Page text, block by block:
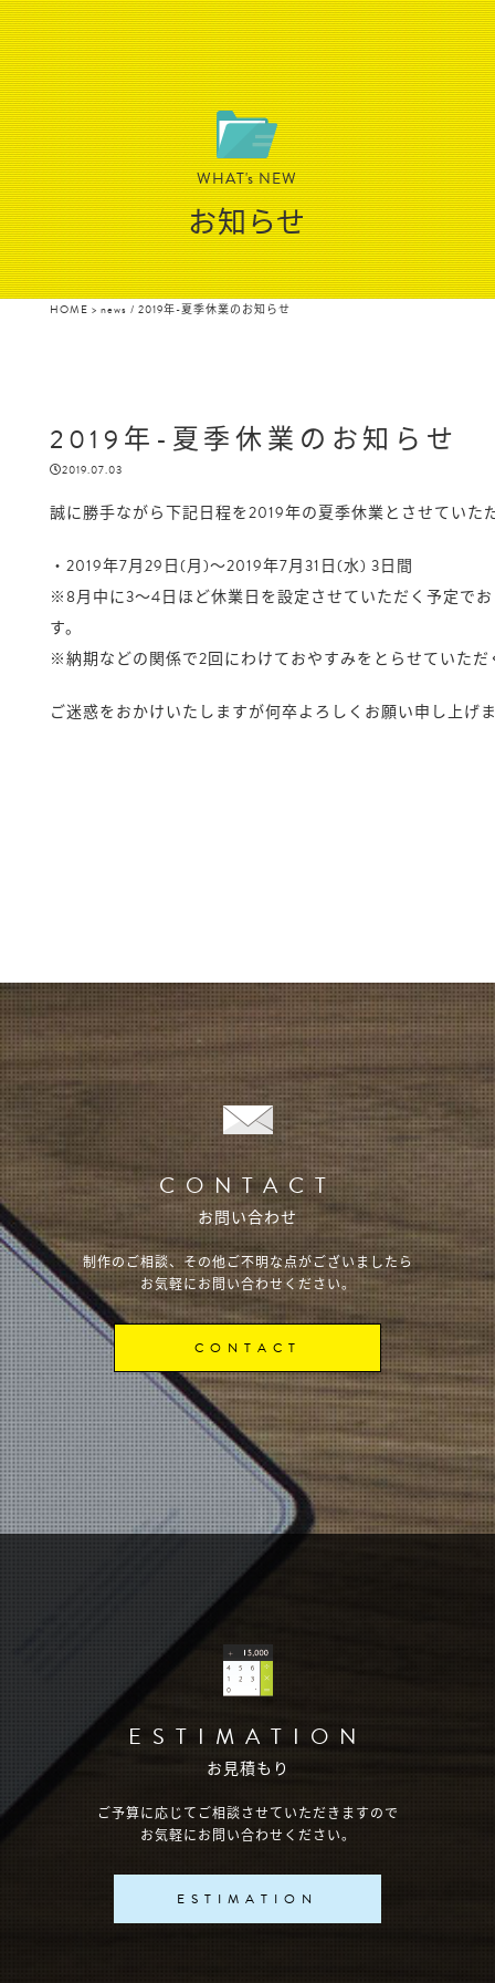
WHAT's NEW
お知らせ
HOME > news / 2019年-夏季休業のお知らせ
2019年-夏季休業のお知らせ
2019.07.03
誠に勝手ながら下記日程を2019年の夏季休業とさせていた
・2019年7月29日(月)〜2019年7月31日(水) 3日間
※8月中に3〜4日ほど休業日を設定させていただく予定で
す。
※納期などの関係で2回にわけておやすみをとらせていただ
ご迷惑をおかけいたしますが何卒よろしくお願い申し上げ
CONTACT
お問い合わせ
制作のご相談、その他ご不明な点がございましたら
お気軽にお問い合わせください。
CONTACT
ESTIMATION
お見積もり
ご予算に応じてご相談させていただきますので
お気軽にお問い合わせください。
ESTIMATION